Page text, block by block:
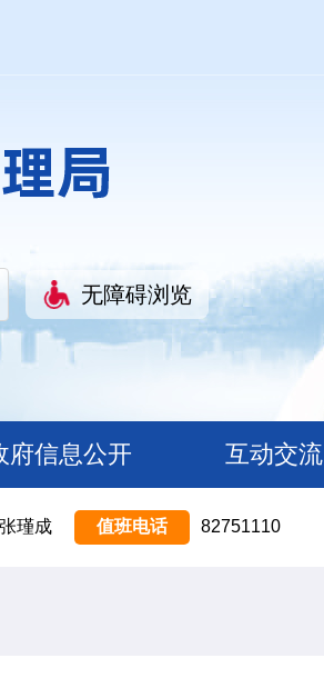
无障碍浏览
府信息公开 互动交流
瑾成 值班电话 82751110